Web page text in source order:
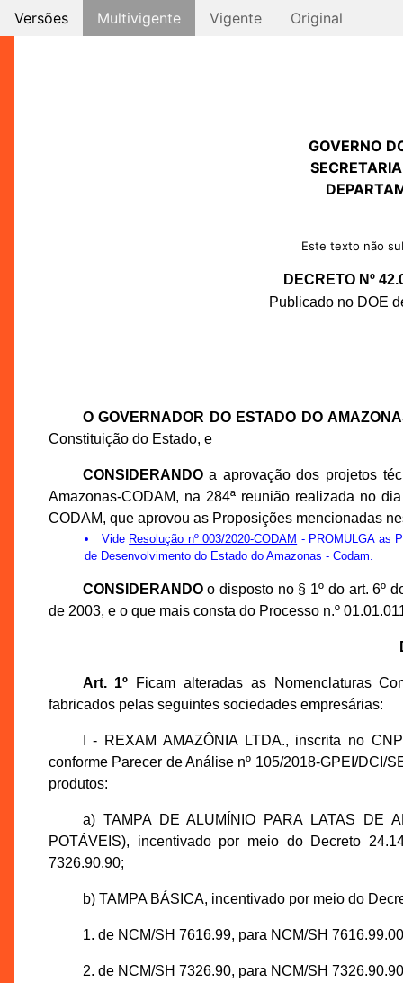
Versões Multivigente Vigente Original
GOVERNO
Este texto não
DECRETO Nº
Publicado no DOE
O GOVERNADOR DO ESTADO DO
Constituição do Estado, e
CONSIDERANDOa aprovação dos projetos
Amazonas-CODAM, na 284ª reunião realizada no
CODAM, que aprovou as Proposições mencionadas
Vide Resolução nº 003/2020-CODAM - PROMULGA as
de Desenvolvimento do Estado do Amazonas - Codam.
CONSIDERANDOo disposto no § 1º do art. 6º
de 2003, e o que mais consta do Processo n.º
Art. 1º Ficam alteradas as Nomenclaturas
fabricados pelas seguintes sociedades empresárias:
I - REXAM AMAZÔNIA LTDA., inscrita no
conforme Parecer de Análise nº 105/2018-GPEI/DCI/
produtos:
a) TAMPA DE ALUMÍNIO PARA LATAS DE
POTÁVEIS), incentivado por meio do Decreto
7326.90.90;
b) TAMPA BÁSICA, incentivado por meio do
1. de NCM/SH 7616.99, para NCM/SH
2. de NCM/SH 7326.90, para NCM/SH